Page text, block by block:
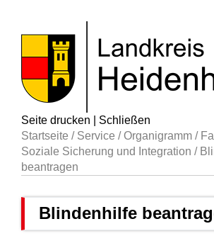
Seite drucken
Schließen
Startseite / Service /Organigramm /
Soziale Sicherung und Integration /
beantragen
Blindenhilfe